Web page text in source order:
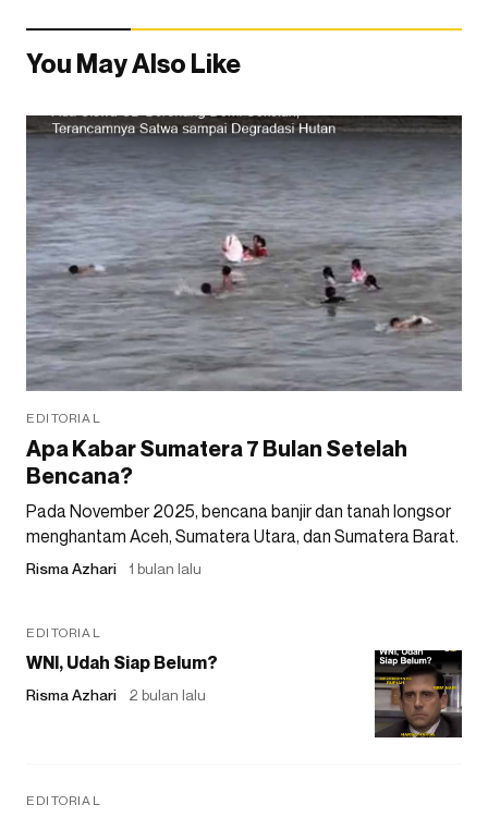
You May Also Like
EDITORIAL
Apa Kabar Sumatera 7 Bulan Setelah
Bencana?
Pada November 2025, bencana banjir dan tanah longsor
menghantam Aceh, Sumatera Utara, dan Sumatera Barat.
Risma Azhari 1 bulan lalu
EDITORIAL
WNI, Udah Siap Belum?
Risma Azhari 2 bulan lalu
EDITORIAL